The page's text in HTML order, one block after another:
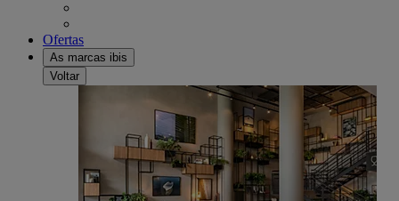
Ofertas
As marcas ibis
Voltar